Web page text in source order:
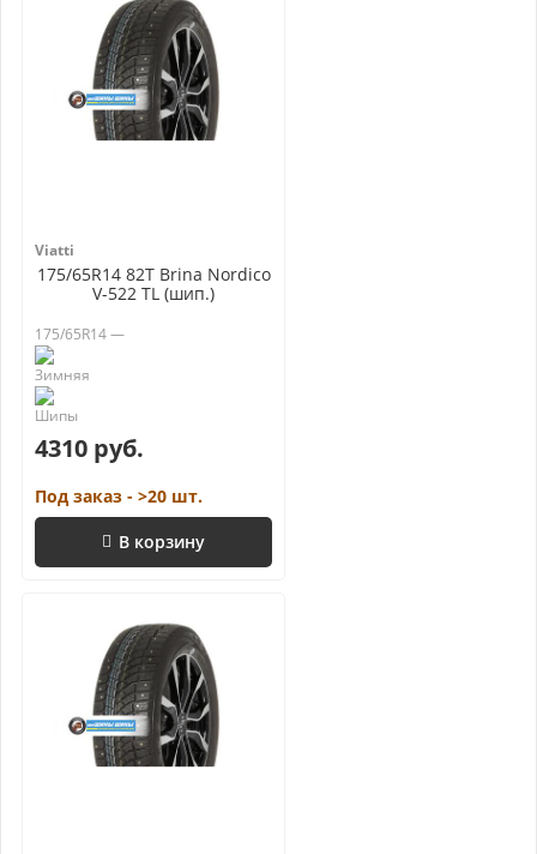
Viatti
175/65R14 82T Brina Nordico
V-522 TL (шип.)
175/65R14 —
4310 руб.
Под заказ - >20 шт.
В корзину